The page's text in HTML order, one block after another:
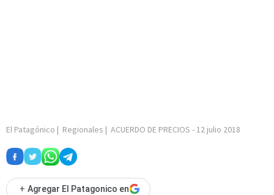
El Patagónico | Regionales | ACUERDO DE PRECIOS - 12 julio 2018
+ Agregar El Patagonico en